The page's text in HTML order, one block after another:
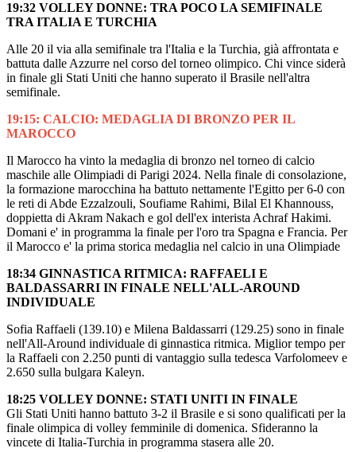
19:32 VOLLEY DONNE: TRA POCO LA SEMIFINALE
TRA ITALIA E TURCHIA
Alle 20 il via alla semifinale tra l'Italia e la Turchia, già affrontata e
battuta dalle Azzurre nel corso del torneo olimpico. Chi vince siderà
in finale gli Stati Uniti che hanno superato il Brasile nell'altra
semifinale.
19:15: CALCIO: MEDAGLIA DI BRONZO PER IL
MAROCCO
Il Marocco ha vinto la medaglia di bronzo nel torneo di calcio
maschile alle Olimpiadi di Parigi 2024. Nella finale di consolazione,
la formazione marocchina ha battuto nettamente l'Egitto per 6-0 con
le reti di Abde Ezzalzouli, Soufiame Rahimi, Bilal El Khannouss,
doppietta di Akram Nakach e gol dell'ex interista Achraf Hakimi.
Domani e' in programma la finale per l'oro tra Spagna e Francia. Per
il Marocco e' la prima storica medaglia nel calcio in una Olimpiade
18:34 GINNASTICA RITMICA: RAFFAELI E
BALDASSARRI IN FINALE NELL'ALL-AROUND
INDIVIDUALE
Sofia Raffaeli (139.10) e Milena Baldassarri (129.25) sono in finale
nell'All-Around individuale di ginnastica ritmica. Miglior tempo per
la Raffaeli con 2.250 punti di vantaggio sulla tedesca Varfolomeev e
2.650 sulla bulgara Kaleyn.
18:25 VOLLEY DONNE: STATI UNITI IN FINALE
Gli Stati Uniti hanno battuto 3-2 il Brasile e si sono qualificati per la
finale olimpica di volley femminile di domenica. Sfideranno la
vincete di Italia-Turchia in programma stasera alle 20.